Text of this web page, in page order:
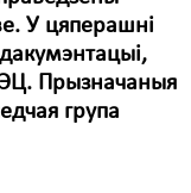
У цяперашні
Прызначаныя
група